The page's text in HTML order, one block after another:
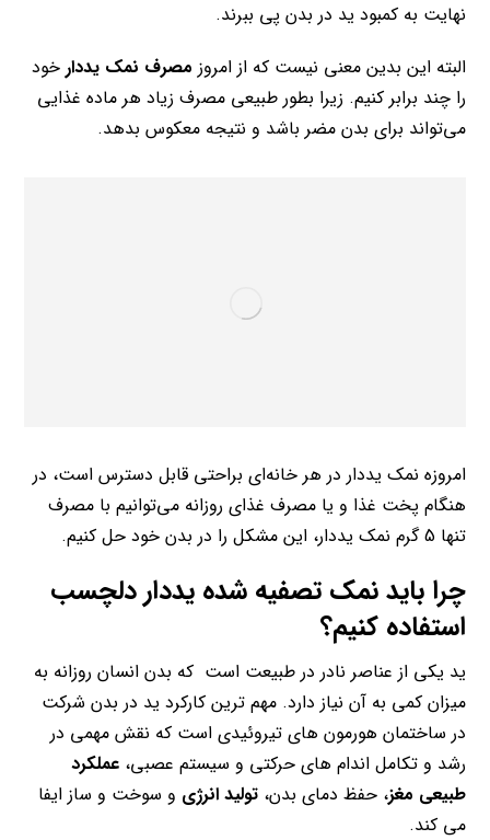
نهایت به کمبود ید در بدن پی ببرند.
البته این بدین معنی نیست که از امروز مصرف نمک یددار خود
را چند برابر کنیم. زیرا بطور طبیعی مصرف زیاد هر ماده غذایی
می‌تواند برای بدن مضر باشد و نتیجه معکوس بدهد.
امروزه نمک یددار در هر خانه‌ای براحتی قابل دسترس است، در
هنگام پخت غذا و یا مصرف غذای روزانه می‌توانیم با مصرف
تنها 5 گرم نمک یددار، این مشکل را در بدن خود حل کنیم.
چرا باید نمک تصفیه شده یددار دلچسب
استفاده کنیم؟
ید یکی از عناصر نادر در طبیعت است که بدن انسان روزانه به
میزان کمی به آن نیاز دارد. مهم ترین کارکرد ید در بدن شرکت
در ساختمان هورمون های تیروئیدی است که نقش مهمی در
رشد و تکامل اندام های حرکتی و سیستم عصبی،عملکرد
طبیعی مغز، حفظ دمای بدن،تولید انرژی و سوخت و ساز ایفا
می کند.